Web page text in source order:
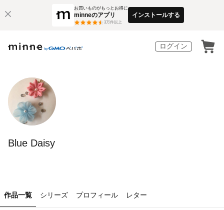
お買いものがもっとお得に
minneのアプリ
3万件以上
インストールする
ログイン
Blue Daisy
作品一覧 シリーズ プロフィール レター